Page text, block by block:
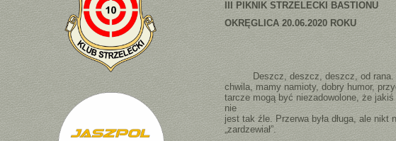
III PIKNIK STRZELECKI BASTIONU
OKRĘGLICA 20.06.2020 ROKU
Deszcz, deszcz, deszcz, od rana.
chwila, mamy namioty, dobry humor,
tarcze mogą być niezadowolone, że
nie
jest tak źle. Przerwa była długa, ale nikt
„zardzewiał”.